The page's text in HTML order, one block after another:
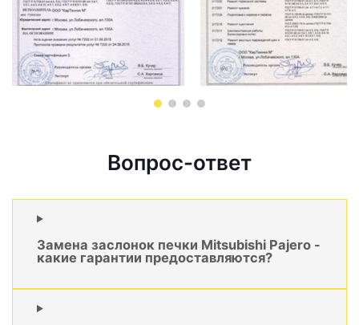
Вопрос-ответ
Замена заслонок печки Mitsubishi Pajero -
какие гарантии предоставляются?